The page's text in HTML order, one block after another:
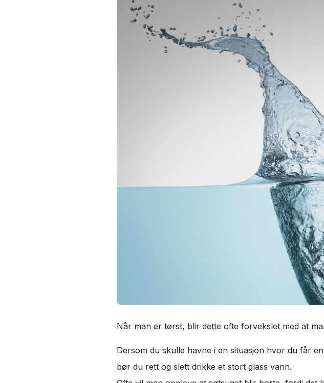
Når man er tørst, blir dette ofte forvekslet med at
Dersom du skulle havne i en situasjon hvor du får
bør du rett og slett drikke et stort glass vann.